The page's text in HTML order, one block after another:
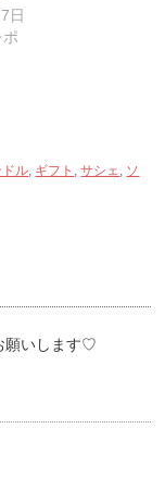
日
ドル, ギフト ,サシェ, ソ
願いします♡